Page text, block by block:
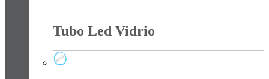
Tubo Led Vidrio